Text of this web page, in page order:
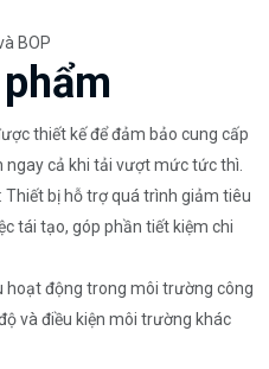
BOP
thiết kế để đảm bảo cung cấp
cả khi tải vượt mức tức thì.
Thiết bị hỗ trợ quá trình giảm tiêu
tái tạo, góp phần tiết kiệm chi
hoạt động trong môi trường công
và điều kiện môi trường khác